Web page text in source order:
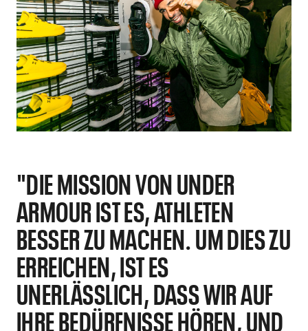
"DIE MISSION VON UNDER
ARMOUR IST ES, ATHLETEN
BESSER ZU MACHEN. UM DIES ZU
ERREICHEN, IST ES
UNERLÄSSLICH, DASS WIR AUF
IHRE BEDÜRFNISSE HÖREN, UND